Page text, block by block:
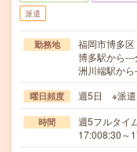
派遣
勤務地
福岡市博多区
博多駅から
洲川端駅か
曜日頻度 週5日 ※派遣
時間
週5フルタイ
17:008:30～